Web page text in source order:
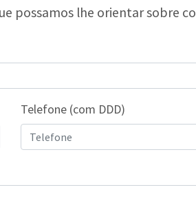
possamos lhe orientar sobre
Telefone (com DDD)